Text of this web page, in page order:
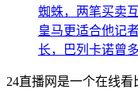
蜘蛛，两笔买卖
皇马更适合他记
长，巴列卡诺曾
24直播网是一个在线